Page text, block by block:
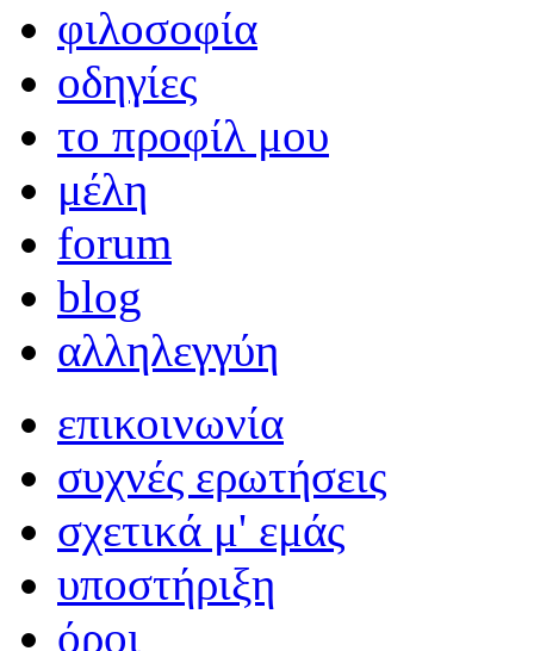
φιλοσοφία
οδηγίες
το προφίλ μου
μέλη
forum
blog
αλληλεγγύη
επικοινωνία
συχνές ερωτήσεις
σχετικά μ' εμάς
υποστήριξη
όροι